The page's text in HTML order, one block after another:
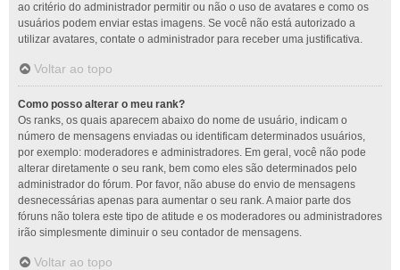
ao critério do administrador permitir ou não o uso de avatares e como os
usuários podem enviar estas imagens. Se você não está autorizado a
utilizar avatares, contate o administrador para receber uma justificativa.
Voltar ao topo
Como posso alterar o meu rank?
Os ranks, os quais aparecem abaixo do nome de usuário, indicam o
número de mensagens enviadas ou identificam determinados usuários,
por exemplo: moderadores e administradores. Em geral, você não pode
alterar diretamente o seu rank, bem como eles são determinados pelo
administrador do fórum. Por favor, não abuse do envio de mensagens
desnecessárias apenas para aumentar o seu rank. A maior parte dos
fóruns não tolera este tipo de atitude e os moderadores ou administradores
irão simplesmente diminuir o seu contador de mensagens.
Voltar ao topo